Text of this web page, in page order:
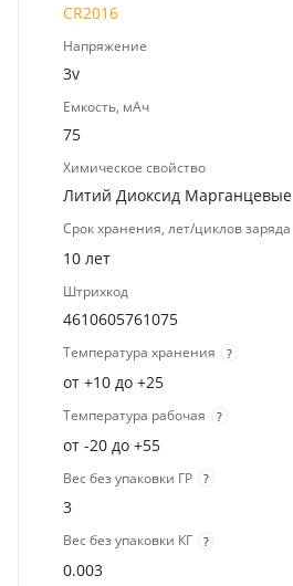
CR2016
Напряжение
3v
Емкость, мАч
75
Химическое свойство
Литий Диоксид Марганцевые
Срок хранения, лет/циклов заряда
10 лет
Штрихкод
4610605761075
Температура хранения ?
от +10 до +25
Температура рабочая ?
от -20 до +55
Вес без упаковки ГР ?
3
Вес без упаковки КГ ?
0.003